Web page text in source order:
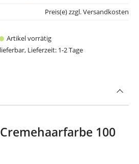
Artikel vorrätig
Lieferzeit: 1-2 Tage
Preis(e) zzgl. Versandkosten
100